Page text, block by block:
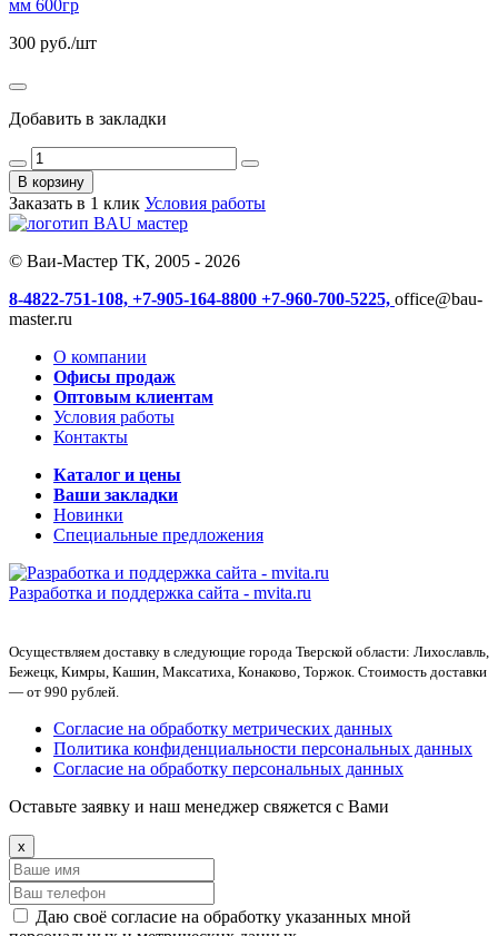
300 руб./шт
Добавить в закладки
В корзину
Заказать в 1 клик Условия работы
© Ваи-Мастер ТК, 2005 - 2026
8-4822-751-108, +7-905-164-8800 +7-960-700-5225, office@bau-
master.ru
О компании
Офисы продаж
Оптовым клиентам
Условия работы
Контакты
Каталог и цены
Ваши закладки
Новинки
Специальные предложения
Разработка и поддержка сайта - mvita.ru
Осуществляем доставку в следующие города Тверской области: Лихославль,
Бежецк, Кимры, Кашин, Максатиха, Конаково, Торжок. Стоимость доставки
— от 990 рублей.
Согласие на обработку метрических данных
Политика конфиденциальности персональных данных
Согласие на обработку персональных данных
Оставьте заявку и наш менеджер свяжется с Вами
x
Даю своё согласие на обработку указанных мной